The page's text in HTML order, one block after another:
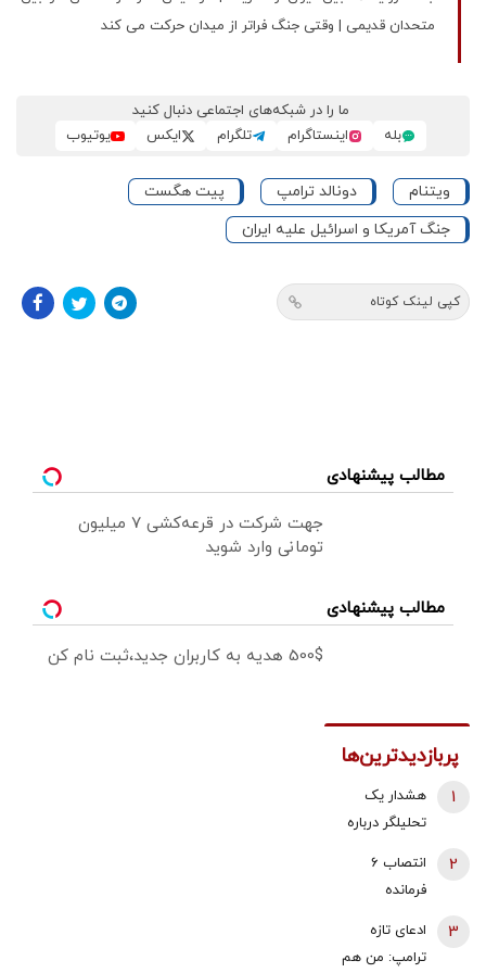
متحدان قدیمی | وقتی جنگ فراتر از میدان حرکت می کند
ما را در شبکه‌های اجتماعی دنبال کنید
بله
اینستاگرام تلگرام ایکس یوتیوب
ویتنام دونالد ترامپ
پیت هگست
جنگ آمریکا و اسرائیل علیه ایران
کپی لینک کوتاه
مطالب پیشنهادی
جهت شرکت در قرعه‌کشی ۷ میلیون
تومانی وارد شوید
مطالب پیشنهادی
500$ هدیه به کاربران جدید،ثبت نام کن
پربازدیدترین‌ها
هشدار یک
تحلیلگر درباره
اسرائیل به
ایران/ ایران با
پاسخی کوبنده
1
انتصاب 6
فرمانده
نظامی با حکم
2
ادعای تازه
ترامپ: من هم
3